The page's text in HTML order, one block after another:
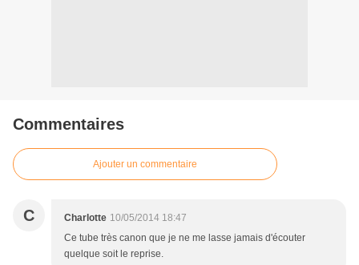
Commentaires
Ajouter un commentaire
C Charlotte 10/05/2014 18:47
Ce tube très canon que je ne me lasse jamais d'écouter
quelque soit le reprise.